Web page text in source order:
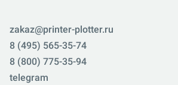
zakaz@printer-plotter.ru
8 (495) 565-35-74
8 (800) 775-35-94
telegram